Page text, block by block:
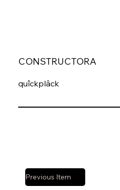
Previous Item
quîckplâck
CONSTRUCTORA